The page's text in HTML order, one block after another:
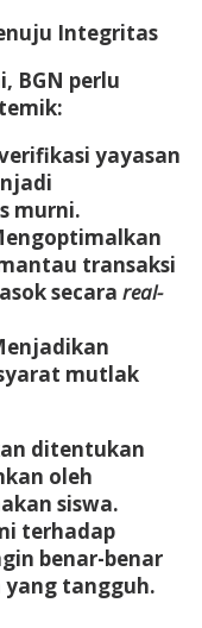
Integritas
BGN perlu
yayasan
murni.
transaksi
secara real-
mutlak
ditentukan
oleh
siswa.
terhadap
benar-benar
yang tangguh.